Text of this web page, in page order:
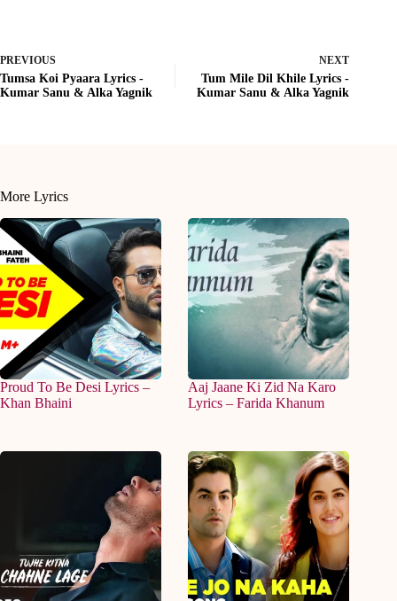
PREVIOUS
Tumsa Koi Pyaara Lyrics -
Kumar Sanu & Alka Yagnik
NEXT
Tum Mile Dil Khile Lyrics -
Kumar Sanu & Alka Yagnik
More Lyrics
Proud To Be Desi Lyrics –
Khan Bhaini
Aaj Jaane Ki Zid Na Karo
Lyrics – Farida Khanum